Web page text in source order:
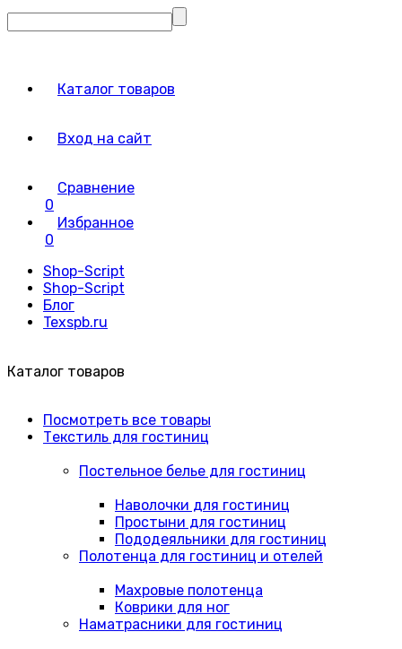
Каталог товаров
Вход на сайт
Сравнение
0
Избранное
0
Shop-Script
Shop-Script
Блог
Texspb.ru
Каталог товаров
Посмотреть все товары
Текстиль для гостиниц
Постельное белье для гостиниц
Наволочки для гостиниц
Простыни для гостиниц
Пододеяльники для гостиниц
Полотенца для гостиниц и отелей
Махровые полотенца
Коврики для ног
Наматрасники для гостиниц